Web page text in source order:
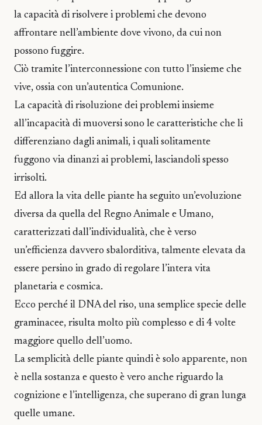
la capacità di risolvere i problemi che devono
affrontare nell’ambiente dove vivono, da cui non
possono fuggire.
Ciò tramite l’interconnessione con tutto l’insieme che
vive, ossia con un’autentica Comunione.
La capacità di risoluzione dei problemi insieme
all’incapacità di muoversi sono le caratteristiche che li
differenziano dagli animali, i quali solitamente
fuggono via dinanzi ai problemi, lasciandoli spesso
irrisolti.
Ed allora la vita delle piante ha seguito un’evoluzione
diversa da quella del Regno Animale e Umano,
caratterizzati dall’individualità, che è verso
un’efficienza davvero sbalorditiva, talmente elevata da
essere persino in grado di regolare l’intera vita
planetaria e cosmica.
Ecco perché il DNA del riso, una semplice specie delle
graminacee, risulta molto più complesso e di 4 volte
maggiore quello dell’uomo.
La semplicità delle piante quindi è solo apparente, non
è nella sostanza e questo è vero anche riguardo la
cognizione e l’intelligenza, che superano di gran lunga
quelle umane.